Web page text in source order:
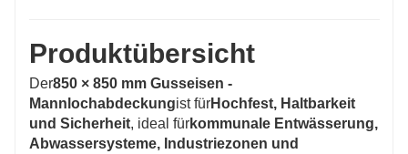
Produktübersicht
Der850 × 850 mm Gusseisen -
Mannlochabdeckungist fürHochfest, Haltbarkeit
und Sicherheit, ideal fürkommunale Entwässerung,
Abwassersysteme, Industriezonen und